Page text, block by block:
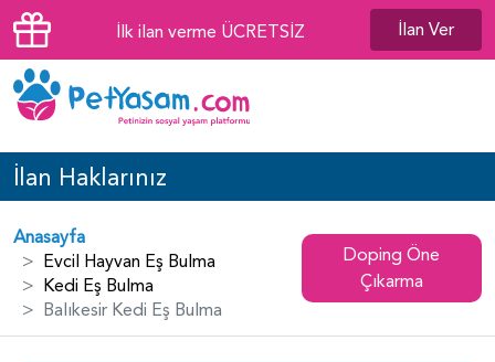
İlk ilan verme ÜCRETSİZ İlan Ver
İlan Haklarınız
Anasayfa
Evcil Hayvan Eş Bulma
Kedi Eş Bulma
Balıkesir Kedi Eş Bulma
Doping Öne
Çıkarma